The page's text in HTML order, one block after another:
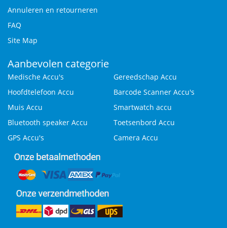
Annuleren en retourneren
FAQ
Site Map
Aanbevolen categorie
Medische Accu's
Gereedschap Accu
Hoofdtelefoon Accu
Barcode Scanner Accu's
Muis Accu
Smartwatch accu
Bluetooth speaker Accu
Toetsenbord Accu
GPS Accu's
Camera Accu